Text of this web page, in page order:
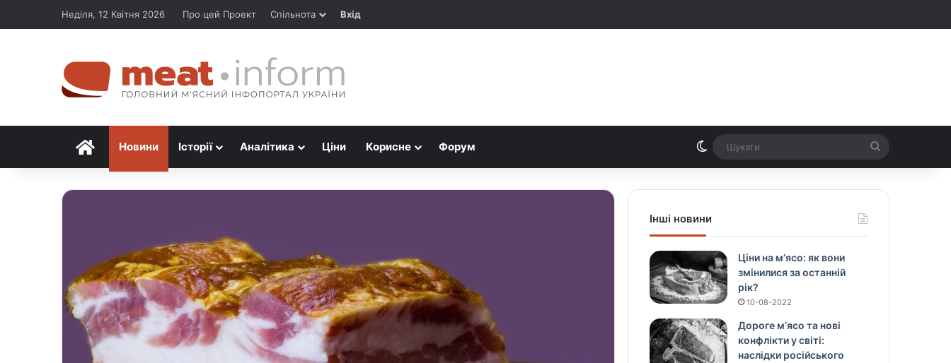
Неділя, 12 Квітня 2026 Про цей Проект Спільнота Вхід
ГоловнаНовини Історії Аналітика Ціни Корисне Форум Switch skin
Інші новини
Ціни на м’ясо: як вони
змінилися за останній
рік?
10-08-2022
Дороге м’ясо та нові
конфлікти у світі:
наслідки російського